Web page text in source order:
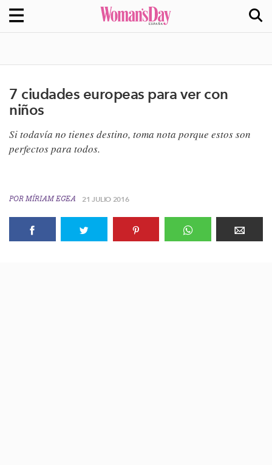
7 ciudades europeas para ver con
niños
Si todavía no tienes destino, toma nota porque estos son
perfectos para todos.
POR MÍRIAM EGEA 21 JULIO 2016